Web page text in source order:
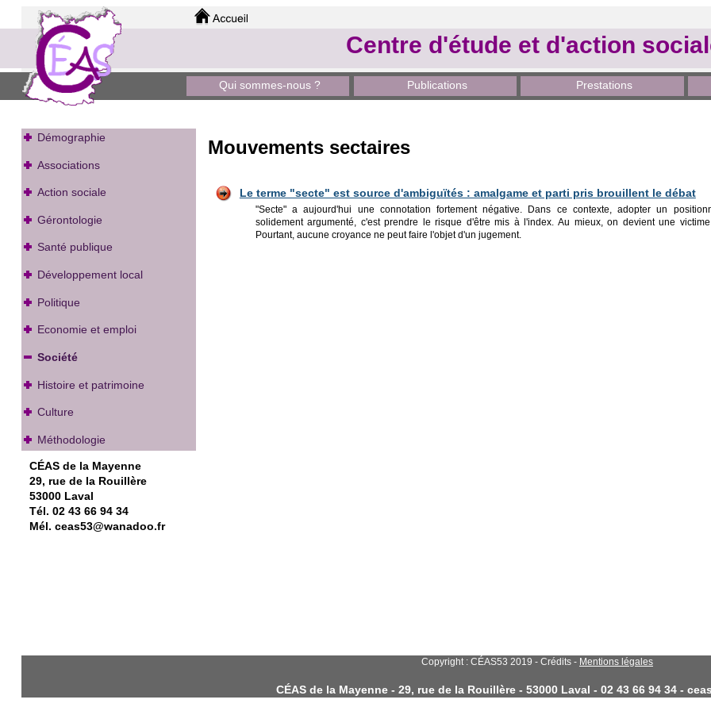
Centre d'étude et d'action
Qui sommes-nous ? Publications Prestations
Démographie
Associations
Action sociale
Gérontologie
Santé publique
Développement local
Politique
Economie et emploi
Société
Histoire et patrimoine
Culture
Méthodologie
CÉAS de la Mayenne
29, rue de la Rouillère
53000 Laval
Tél. 02 43 66 94 34
Mél. ceas53@wanadoo.fr
Mouvements sectaires
Le terme "secte" est source d'ambiguïtés : amalgame et parti pris brouillent le débat
"Secte" a aujourd'hui une connotation fortement négative. Dans ce contexte, adopter un
solidement argumenté, c'est prendre le risque d'être mis à l'index. Au mieux, on devient une
Pourtant, aucune croyance ne peut faire l'objet d'un jugement.
Copyright : CÉAS53 2019 - Crédits - Mentions légales
CÉAS de la Mayenne - 29, rue de la Rouillère - 53000 Laval - 02 43 66 94 34 -